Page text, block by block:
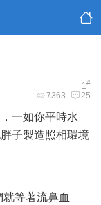
1#
7363 25
一如你平時水
子製造照相環境
等著流鼻血